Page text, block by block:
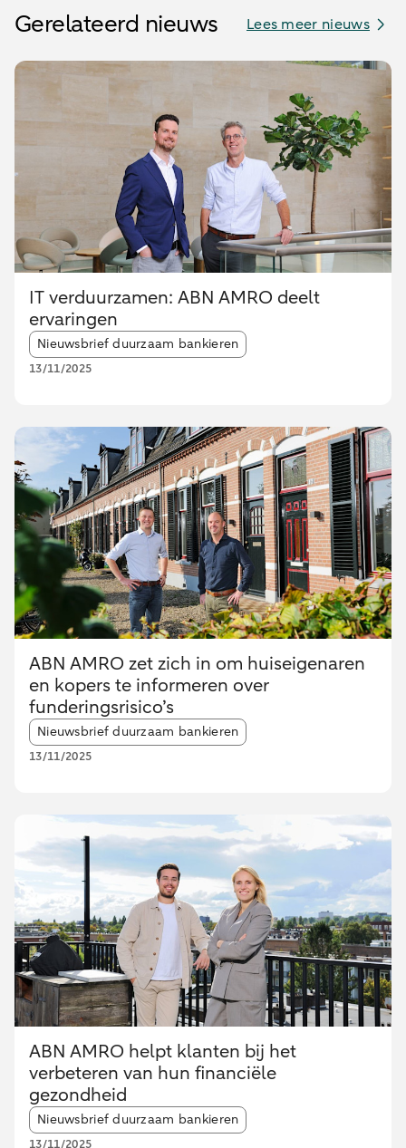
Gerelateerd nieuws Lees meer nieuws
IT verduurzamen: ABN AMRO deelt
ervaringen
Article tags:
Nieuwsbrief duurzaam bankieren
13/11/2025
ABN AMRO zet zich in om huiseigenaren
en kopers te informeren over
funderingsrisico’s
Article tags:
Nieuwsbrief duurzaam bankieren
13/11/2025
ABN AMRO helpt klanten bij het
verbeteren van hun financiële
gezondheid
Article tags:
Nieuwsbrief duurzaam bankieren
13/11/2025